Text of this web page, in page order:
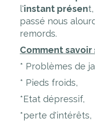
l'instant présen
passé nous
remords.
Comment savoir
* Problèmes de
* Pieds froids,
*Etat dépressif,
*perte d'intérêts,